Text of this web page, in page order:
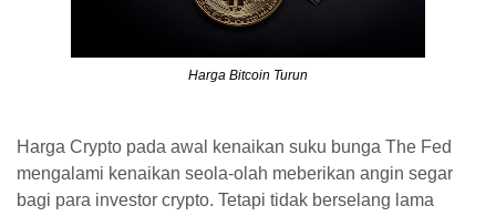
Harga Bitcoin Turun
Harga Crypto pada awal kenaikan suku bunga The Fed
mengalami kenaikan seola-olah meberikan angin segar
bagi para investor crypto. Tetapi tidak berselang lama